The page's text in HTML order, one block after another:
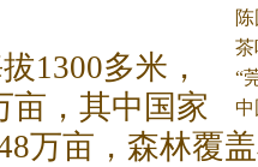
作
“
宏
1300多米，
亩，其中国家
万亩，森林覆